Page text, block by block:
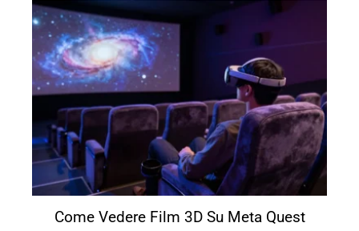
Come Vedere Film 3D Su Meta Quest